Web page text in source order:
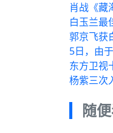
肖战《藏
白玉兰最
郭京飞获
5日，由
东方卫视
杨紫三次
随